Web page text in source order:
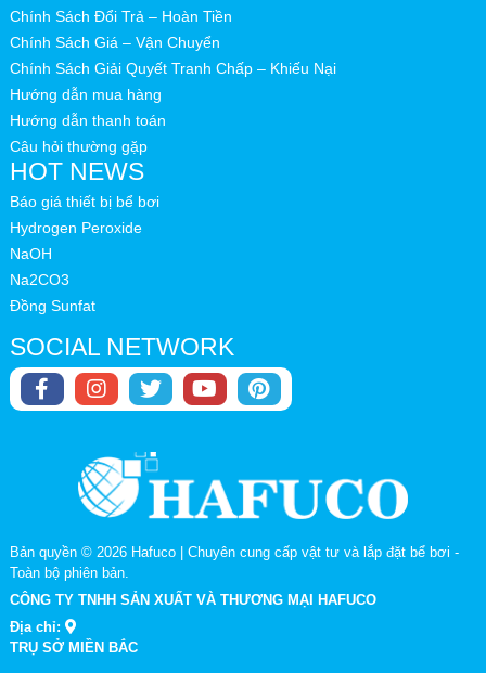
Chính Sách Đổi Trả – Hoàn Tiền
Chính Sách Giá – Vận Chuyển
Chính Sách Giải Quyết Tranh Chấp – Khiếu Nại
Hướng dẫn mua hàng
Hướng dẫn thanh toán
Câu hỏi thường gặp
HOT NEWS
Báo giá thiết bị bể bơi
Hydrogen Peroxide
NaOH
Na2CO3
Đồng Sunfat
SOCIAL NETWORK
Bản quyền © 2026 Hafuco | Chuyên cung cấp vật tư và lắp đặt bể bơi -
Toàn bộ phiên bản.
CÔNG TY TNHH SẢN XUẤT VÀ THƯƠNG MẠI HAFUCO
Địa chỉ:
TRỤ SỞ MIỀN BẮC